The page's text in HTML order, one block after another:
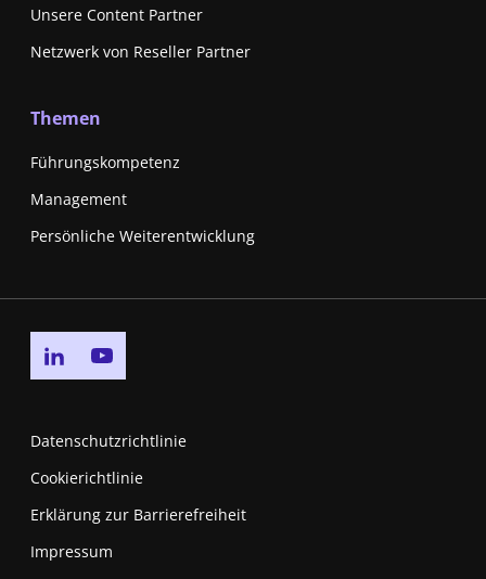
Unsere Content Partner
Netzwerk von Reseller Partner
Themen
Führungskompetenz
Management
Persönliche Weiterentwicklung
Go to linkedin page
Datenschutzrichtlinie
Cookierichtlinie
Erklärung zur Barrierefreiheit
Impressum